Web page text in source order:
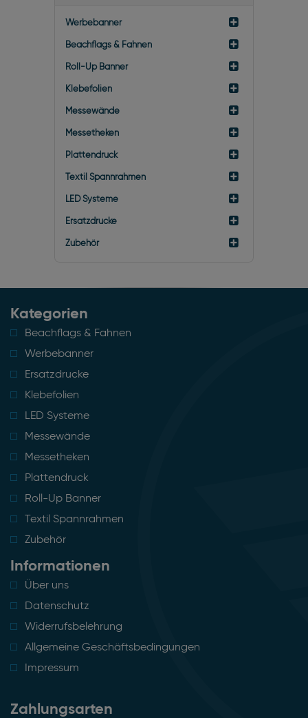
Werbebanner
Beachflags & Fahnen
Roll-Up Banner
Klebefolien
Messewände
Messetheken
Plattendruck
Textil Spannrahmen
LED Systeme
Ersatzdrucke
Zubehör
Kategorien
Beachflags & Fahnen
Werbebanner
Ersatzdrucke
Klebefolien
LED Systeme
Messewände
Messetheken
Plattendruck
Roll-Up Banner
Textil Spannrahmen
Zubehör
Informationen
Über uns
Datenschutz
Widerrufsbelehrung
Allgemeine Geschäftsbedingungen
Impressum
Zahlungsarten